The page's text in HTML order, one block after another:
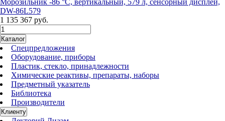
Морозильник -86 °С, вертикальный, 579 л, сенсорный дисплей,
DW-86L579
1 135 367 руб.
Каталог
Спецпредложения
Оборудование, приборы
Пластик, стекло, принадлежности
Химические реактивы, препараты, наборы
Предметный указатель
Библиотека
Производители
Клиенту